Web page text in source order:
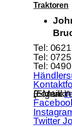
Traktoren
Tel:
Tel:
Tel:
E-Mail:
(Eigenkreation,
Twitter